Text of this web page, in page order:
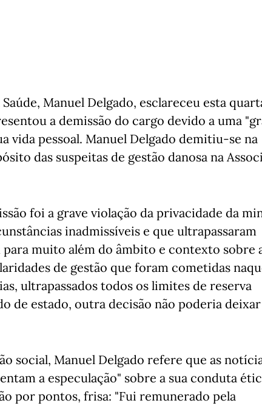
Manuel Delgado, esclareceu esta
a demissão do cargo devido a uma
vida pessoal. Manuel Delgado demitiu-se na
das suspeitas de gestão danosa na
foi a grave violação da privacidade da
inadmissíveis e que ultrapassaram
muito além do âmbito e contexto sobre
de gestão que foram cometidas
ultrapassados todos os limites de reserva
de estado, outra decisão não poderia
social, Manuel Delgado refere que as
a especulação" sobre a sua conduta
por pontos, frisa: "Fui remunerado pela